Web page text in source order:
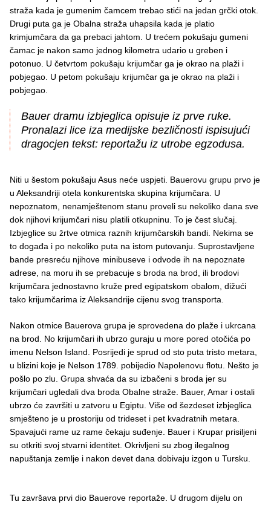
straža kada je gumenim čamcem trebao stići na jedan grčki otok.
Drugi puta ga je Obalna straža uhapsila kada je platio
krimjumčara da ga prebaci jahtom. U trećem pokušaju gumeni
čamac je nakon samo jednog kilometra udario u greben i
potonuo. U četvrtom pokušaju krijumčar ga je okrao na plaži i
pobjegao. U petom pokušaju krijumčar ga je okrao na plaži i
pobjegao.
Bauer dramu izbjeglica opisuje iz prve ruke.
Pronalazi lice iza medijske bezličnosti ispisujući
dragocjen tekst: reportažu iz utrobe egzodusa.
Niti u šestom pokušaju Asus neće uspjeti. Bauerovu grupu prvo je
u Aleksandriji otela konkurentska skupina krijumčara. U
nepoznatom, nenamještenom stanu proveli su nekoliko dana sve
dok njihovi krijumčari nisu platili otkupninu. To je čest slučaj.
Izbjeglice su žrtve otmica raznih krijumčarskih bandi. Nekima se
to događa i po nekoliko puta na istom putovanju. Suprostavljene
bande presreću njihove minibuseve i odvode ih na nepoznate
adrese, na moru ih se prebacuje s broda na brod, ili brodovi
krijumčara jednostavno kruže pred egipatskom obalom, dižući
tako krijumčarima iz Aleksandrije cijenu svog transporta.
Nakon otmice Bauerova grupa je sprovedena do plaže i ukrcana
na brod. No krijumčari ih ubrzo guraju u more pored otočića po
imenu Nelson Island. Posrijedi je sprud od sto puta tristo metara,
u blizini koje je Nelson 1789. pobijedio Napolenovu flotu. Nešto je
pošlo po zlu. Grupa shvaća da su izbačeni s broda jer su
krijumčari ugledali dva broda Obalne straže. Bauer, Amar i ostali
ubrzo će završiti u zatvoru u Egiptu. Više od šezdeset izbjeglica
smješteno je u prostoriju od trideset i pet kvadratnih metara.
Spavajući rame uz rame čekaju suđenje. Bauer i Krupar prisiljeni
su otkriti svoj stvarni identitet. Okrivljeni su zbog ilegalnog
napuštanja zemlje i nakon devet dana dobivaju izgon u Tursku.
Tu završava prvi dio Bauerove reportaže. U drugom dijelu on